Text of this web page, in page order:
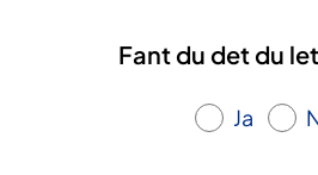
Fant du det du
Ja